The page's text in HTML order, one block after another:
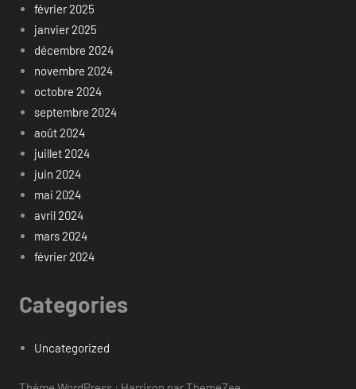
février 2025
janvier 2025
décembre 2024
novembre 2024
octobre 2024
septembre 2024
août 2024
juillet 2024
juin 2024
mai 2024
avril 2024
mars 2024
février 2024
Categories
Uncategorized